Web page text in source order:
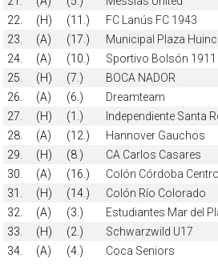
22.
(H) (11.) FC Lanús FC 1943
23.
(A) (17.) Municipal Plaza
24.
(A) (10.) Sportivo Bolsón 1911
25.
(H) (7.) BOCA NADOR
26.
(A) (6.) Dreamteam
27.
(H) (1.) Independiente Santa
28.
(A) (12.) Hannover Gauchos
29.
(H) (8.) CA Carlos Casares
30.
(A) (16.) Colón Córdoba Centro
31.
(H) (14.) Colón Río Colorado
32.
(A) (3.) Estudiantes Mar del
33.
(H) (2.) Schwarzwild U17
34.
(A) (4.) Coca Seniors